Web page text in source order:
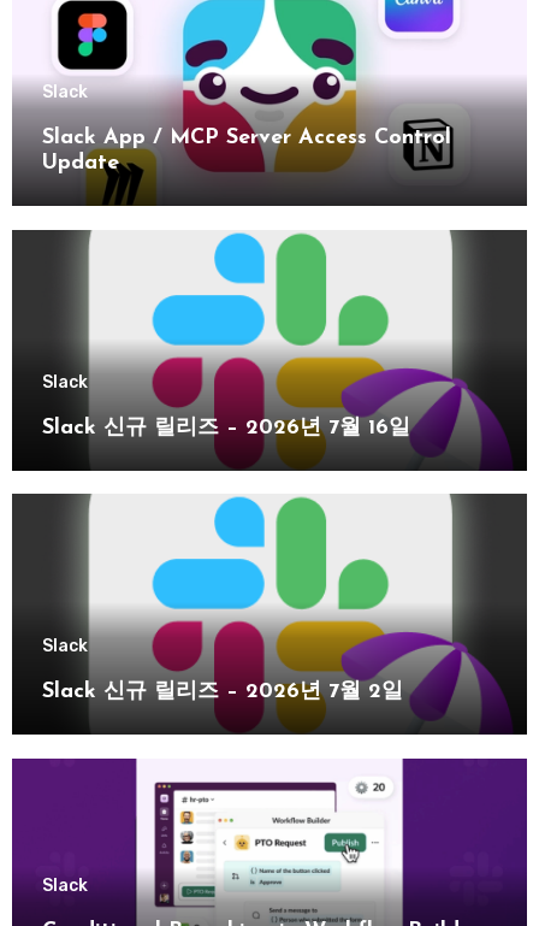
Slack
Slack App / MCP Server Access Control
Update
Slack
Slack 신규 릴리즈 – 2026년 7월 16일
Slack
Slack 신규 릴리즈 – 2026년 7월 2일
Slack